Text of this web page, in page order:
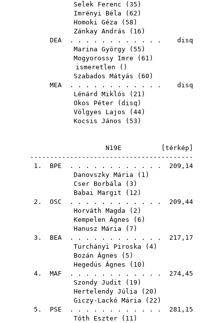
Selek Ferenc ( 35 )
Imrényi Béla ( 62 )
Homoki Géza ( 58 )
Zánkay András ( 16 )
DEA . . . . . . . . . . . . disq
Marina György ( 55 )
Mogyorossy Imre ( 61 )
ismeretlen ()
Szabados Mátyás ( 60 )
MEA . . . . . . . . . . . . disq
Lénárd Miklós ( 21 )
Okos Péter ( disq )
Völgyes Lajos ( 44)
Kocsis János ( 53 )
N19E [ térkép
-----------------------------------------
1. BPE . . . . . . . . . . . . 209,14
Danovszky Mária ( 1 )
Cser Borbála ( 3 )
Babai Margit ( 12 )
2. OSC . . . . . . . . . . . . 209,44
Horváth Magda ( 2 )
Kempelen Ágnes ( 6 )
Hanusz Mária ( 7 )
3. BEA . . . . . . . . . . . . 217,17
Turchányi Piroska ( 4)
Bozán Ágnes ( 5 )
Hegedüs Ágnes ( 10 )
4. MAF . . . . . . . . . . . . 274,45
Szondy Judit ( 19 )
Hertelendy Júlia ( 20 )
Giczy-Lackó Mária ( 22 )
5. PSE . . . . . . . . . . . . 281,15
Tóth Eszter ( 11 )